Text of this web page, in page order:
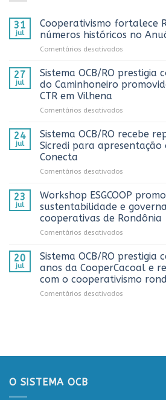
31
jul
Cooperativismo fortalece
números históricos no
Comentários desativados
fortalece
Rondônia
e
no
AnuárioCoop
2026
27
jul
Sistema OCB/RO prestigia
do Caminhoneiro
CTR em Vilhena
Comentários desativados
OCB/RO
prestigia
promovida
pela
Cooperativa
Vilhena
24
jul
Sistema OCB/RO recebe
Sicredi para
Conecta
Comentários desativados
OCB/RO
recebe
do
apresentação
Projeto
Rondônia
23
jul
Workshop ESGCOOP
sustentabilidade e
cooperativas de Rondônia
Comentários desativados
ESGCOOP
promove
debate
sobre
Rondônia
20
jul
Sistema OCB/RO prestigia
anos da CooperCacoal e
com o cooperativismo
Comentários desativados
20
O SISTEMA OCB